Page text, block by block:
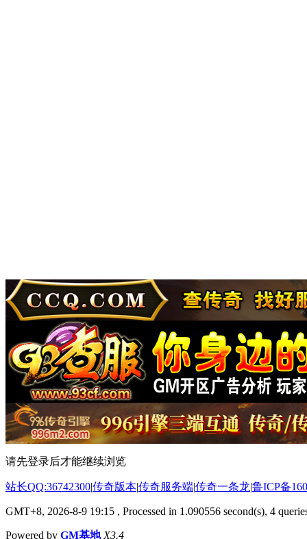
请先登录后才能继续浏览
站长QQ:36742300|传奇版本|传奇服务端|传奇一条龙|鲁ICP备
GMT+8, 2026-8-9 19:15 , Processed in 1.090556 second(s), 4
Powered by GM基地 X3.4